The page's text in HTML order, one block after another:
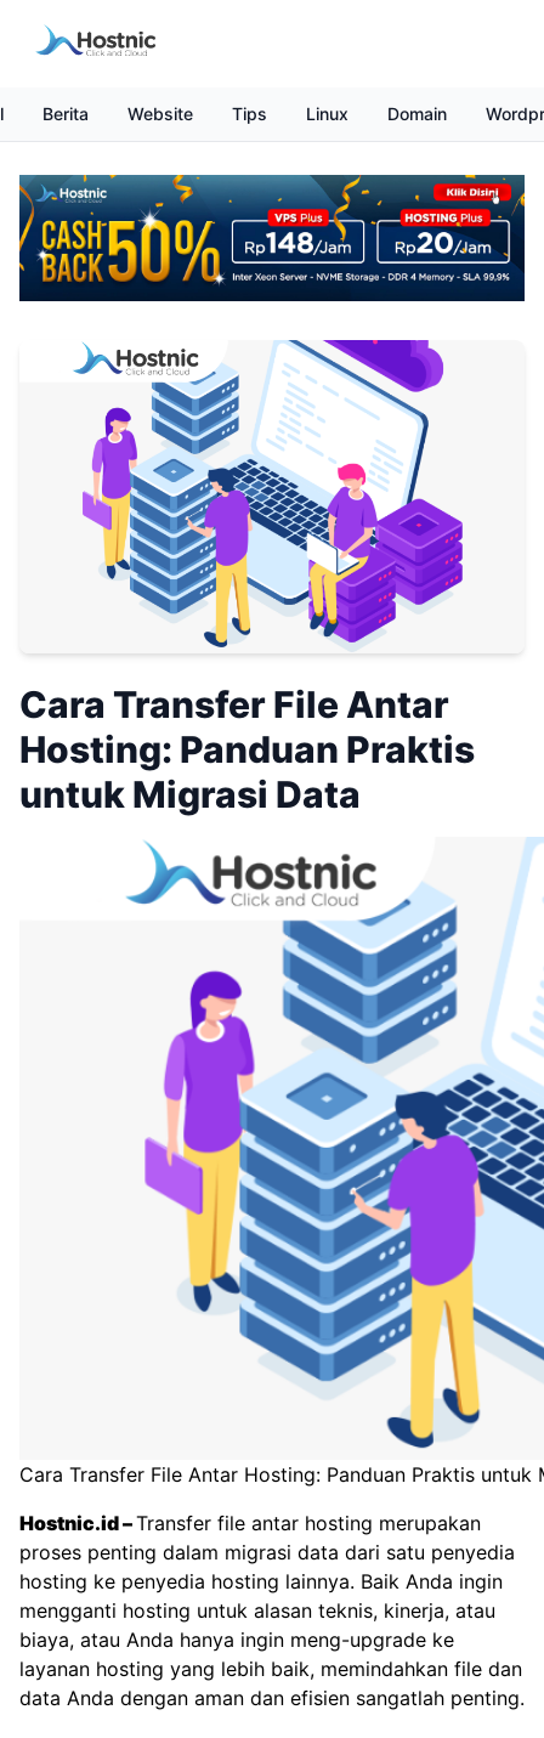
Berita Website Tips Linux Domain
Cara Transfer File Antar
Hosting: Panduan Praktis
untuk Migrasi Data
Cara Transfer File Antar Hosting: Panduan Praktis untuk
Hostnic.id–Transfer file antar hosting merupakan
proses penting dalam migrasi data dari satu penyedia
hosting ke penyedia hosting lainnya. Baik Anda ingin
mengganti hosting untuk alasan teknis, kinerja, atau
biaya, atau Anda hanya ingin meng-upgrade ke
layanan hosting yang lebih baik, memindahkan file dan
data Anda dengan aman dan efisien sangatlah penting.